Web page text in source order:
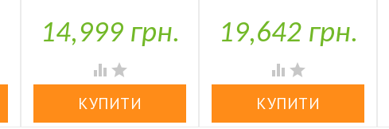
У наявності
14,999 грн.
 
У наявності
19,642 грн.
 